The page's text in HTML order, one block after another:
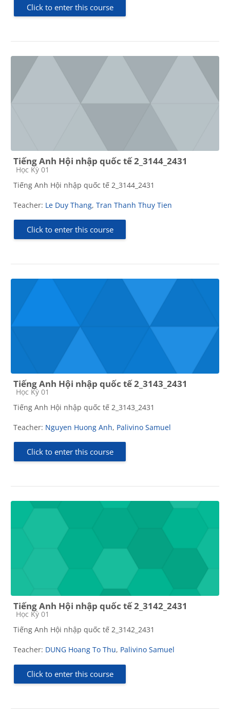
Click to enter this course
Tiếng Anh Hội nhập quốc tế 2_3144_2431
Course category
Học Kỳ 01
Tiếng Anh Hội nhập quốc tế 2_3144_2431
Teacher: Le Duy Thang, Tran Thanh Thuy Tien
Click to enter this course
Tiếng Anh Hội nhập quốc tế 2_3143_2431
Course category
Học Kỳ 01
Tiếng Anh Hội nhập quốc tế 2_3143_2431
Teacher: Nguyen Huong Anh, Palivino Samuel
Click to enter this course
Tiếng Anh Hội nhập quốc tế 2_3142_2431
Course category
Học Kỳ 01
Tiếng Anh Hội nhập quốc tế 2_3142_2431
Teacher: DUNG Hoang To Thu, Palivino Samuel
Click to enter this course